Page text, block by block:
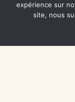
NOS SOUTIENS
CENTRE NATIONAL
expérience sur
site, nous